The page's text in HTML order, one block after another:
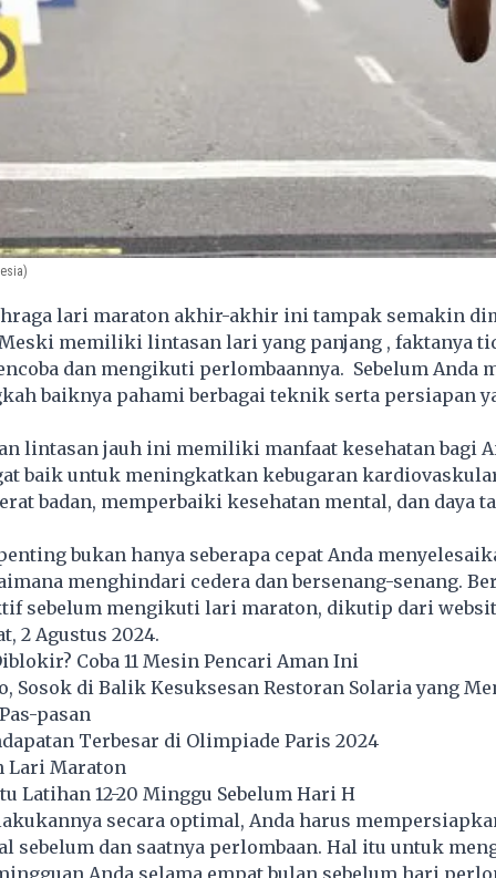
lari maraton akhir-akhir ini tampak semakin
memiliki lintasan lari yang panjang , faktanya
dan mengikuti perlombaannya. Sebelum Anda
baiknya pahami berbagai teknik serta persiapan
lintasan jauh ini memiliki manfaat kesehatan bagi
baik untuk meningkatkan kebugaran
badan, memperbaiki kesehatan mental, dan daya
bukan hanya seberapa cepat Anda
menghindari cedera dan bersenang-senang.
sebelum mengikuti lari maraton, dikutip dari
2 Agustus 2024.
Coba 11 Mesin Pencari Aman Ini
Sosok di Balik Kesuksesan Restoran Solaria yang
pasan
Terbesar di Olimpiade Paris 2024
Lari Maraton
Latihan 12-20 Minggu Sebelum Hari H
secara optimal, Anda harus
sebelum dan saatnya perlombaan. Hal itu untuk
Anda selama empat bulan sebelum hari